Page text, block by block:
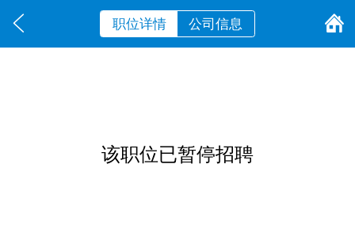
职位详情 公司信息
该职位已暂停招聘